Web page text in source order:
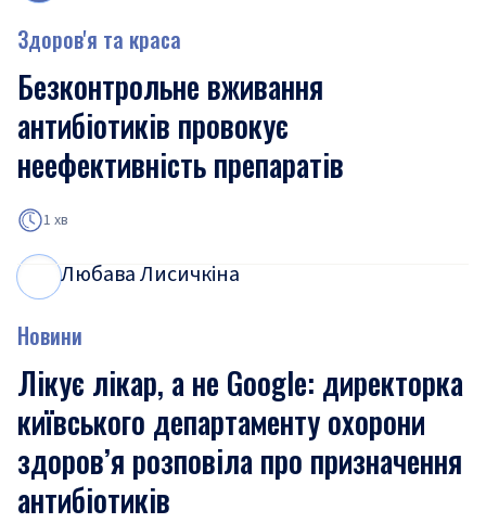
Здоров'я та краса
Безконтрольне вживання
антибіотиків провокує
неефективність препаратів
1 хв
Любава Лисичкіна
Новини
Лікує лікар, а не Google: директорка
київського департаменту охорони
здоров’я розповіла про призначення
антибіотиків